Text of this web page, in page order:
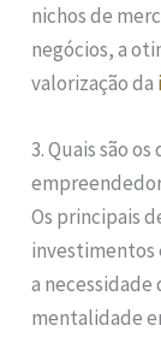
nichos de
negócios, a
valorização da
3. Quais são
Os principais
investimentos
a
mentalidade